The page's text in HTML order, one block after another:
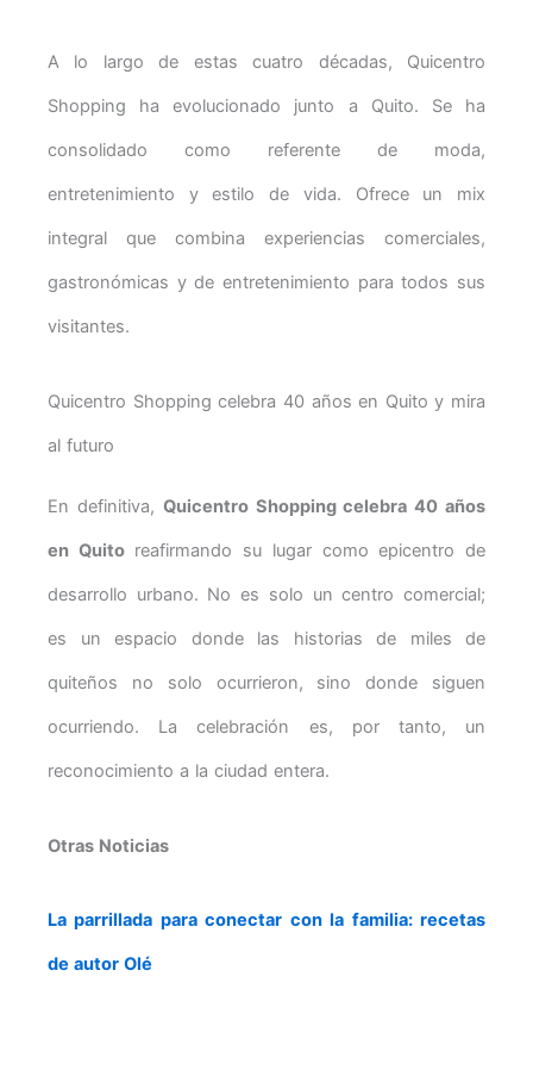
A lo largo de estas cuatro décadas, Quicentro
Shopping ha evolucionado junto a Quito. Se ha
consolidado como referente de moda,
entretenimiento y estilo de vida. Ofrece un mix
integral que combina experiencias comerciales,
gastronómicas y de entretenimiento para todos sus
visitantes.
Quicentro Shopping celebra 40 años en Quito y mira
al futuro
En definitiva, Quicentro Shopping celebra 40 años
en Quitoreafirmando su lugar como epicentro de
desarrollo urbano. No es solo un centro comercial;
es un espacio donde las historias de miles de
quiteños no solo ocurrieron, sino donde siguen
ocurriendo. La celebración es, por tanto, un
reconocimiento a la ciudad entera.
Otras Noticias
La parrillada para conectar con la familia: recetas
de autor Olé